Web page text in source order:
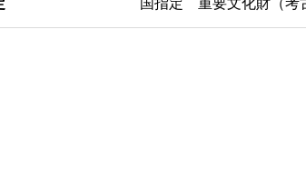
国指定 重要文化財（考